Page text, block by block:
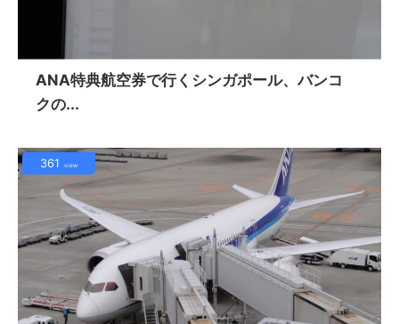
ANA特典航空券で行くシンガポール、バンコ
クの...
361 view